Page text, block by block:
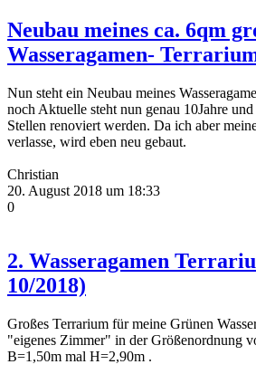
Neubau meines ca. 6qm
Wasseragamen-
Nun steht ein Neubau meines
noch Aktuelle steht nun genau 10Jahre
Stellen renoviert werden. Da ich aber
verlasse, wird eben neu gebaut.
Christian
20. August 2018 um 18:33
0
2. Wasseragamen
10/2018)
Großes Terrarium für meine Grünen
"eigenes Zimmer" in der Größenordnung
B=1,50m mal H=2,90m .